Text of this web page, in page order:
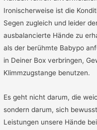
Ironischerweise ist die
Segen zugleich und leider
ausbalancierte Hände zu
als der berühmte Babypo
in Deiner Box verbringen,
Klimmzugstange benutzen.
Es geht nicht darum, die
sondern darum, sich
Leistungen unsere Hände